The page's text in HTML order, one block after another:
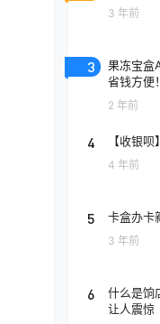
3 年前
3
果冻宝盒
省钱方便！
2 年前
4 【收银
4 年前
5 卡盒办卡
3 年前
6
什么是饷
让人震惊